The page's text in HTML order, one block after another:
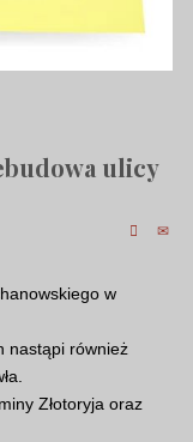
ulicy
w
nastąpi również
Złotoryja oraz